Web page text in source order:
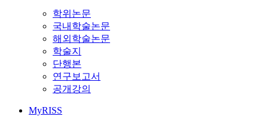
학위논문
국내학술논문
해외학술논문
학술지
단행본
연구보고서
공개강의
MyRISS